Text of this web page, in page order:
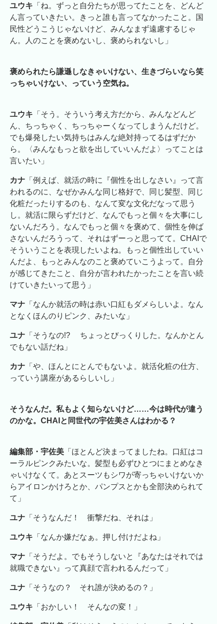
ユウキ 「ね。ずっと自分たちが思ってたことを、どんど
ん言っていきたい。きっと誰も言ってなかったこと。国
民性どうこうじゃないけど、みんなまず遠慮するじゃ
ん。人のことを褒めないし、褒められないし」
褒められたら謙遜しなきゃいけない、生きづらいなら笑
っちゃいけない、っていう空気ね。
ユウキ 「そう。そういう考え方だから、みんなどんど
ん、ちっちゃく、ちっちゃーくなってしまうんだけど。
でも爆発したい気持ちはみんな絶対持ってるはずだか
ら。〈みんなもっと欲を出していいんだよ〉ってことは
言いたい」
カナ 「例えば、就活の時に『個性を出しなさい』って言
われるのに、なぜかみんな同じ格好で、同じ髪型、同じ
化粧だったりするのも、なんて変な文化だなって思う
し。就活に限らずだけど、なんでもっと個々を大事にし
ないんだろう。なんでもっと個々を褒めて、個性を伸ば
さないんだろうって、それはずーっと思ってて。CHAIで
そういうことを表現したいよね。もっと個性出していい
んだよ、もっとみんなのこと褒めていこうよって。自分
が感じてきたこと、自分が言われたかったことを言い続
けていきたいって思う」
マナ 「なんか就活の時は赤い口紅もダメらしいよ。なん
となくほんのりピンク、みたいな」
ユナ 「そうなの!? ちょっとびっくりした。なんかとん
でもない話だね」
カナ 「や、ほんとにとんでもないよ。就活化粧の仕方、
っていう講座があるらしいし」
そうなんだ。私もよく知らないけど……今は時代が違う
のかな。CHAIと同世代の宇佐美さんはわかる？
編集部・宇佐美 「ほとんど決まってましたね。口紅はコ
ーラルピンクみたいな。髪型も必ずひとつにまとめなき
ゃいけなくて。あとスーツもシワが寄っちゃいけないか
らアイロンかけろとか、パンプスとかも全部決められて
て」
ユナ 「そうなんだ！ 衝撃だね、それは」
ユウキ 「なんか嫌だなぁ。押し付けだよね」
マナ 「そうだよ。でもそうしないと『あなたはそれでは
就職できない』って真顔で言われるんだって」
ユナ 「そうなの？ それ誰が決めるの？」
ユウキ 「おかしい！ そんなの変！」